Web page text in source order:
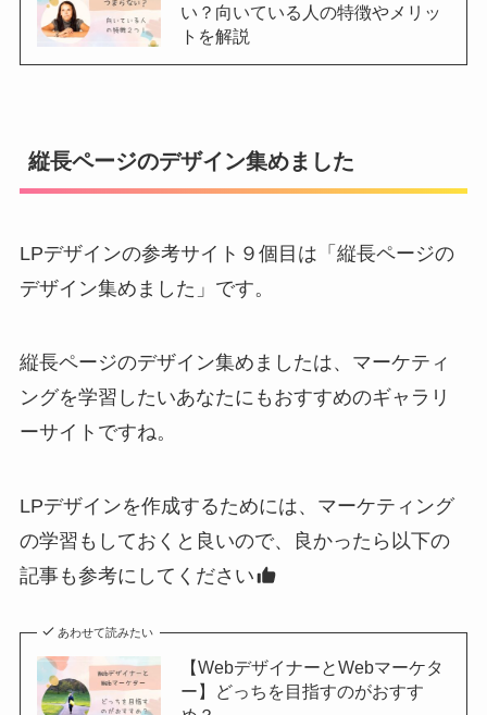
い？向いている人の特徴やメリッ
トを解説
縦長ページのデザイン集めました
LPデザインの参考サイト９個目は「縦長ページの
デザイン集めました」です。
縦長ページのデザイン集めましたは、マーケティ
ングを学習したいあなたにもおすすめのギャラリ
ーサイトですね。
LPデザインを作成するためには、マーケティング
の学習もしておくと良いので、良かったら以下の
記事も参考にしてください
あわせて読みたい
【WebデザイナーとWebマーケタ
ー】どっちを目指すのがおすす